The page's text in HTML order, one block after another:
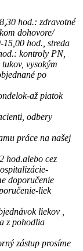
hod.: zdravotné
dohovore/
hod., streda
kontroly PN,
vysokým
po
až piatok
odbery
práce na našej
hod.alebo cez
doporučenie
liek
liekov ,
z pohodlia
zástup prosíme